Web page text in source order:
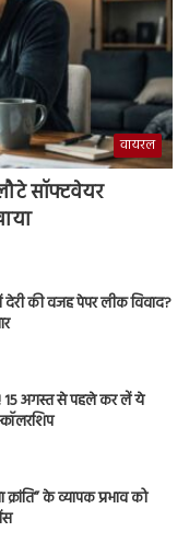
वायरल
सॉफ्टवेयर
की वजह पेपर लीक विवाद?
15 अगस्त से पहले कर लें ये
क्रांति” के व्यापक प्रभाव को